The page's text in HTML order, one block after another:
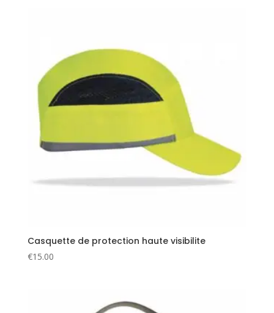
Casquette de protection haute visibilite
€15.00